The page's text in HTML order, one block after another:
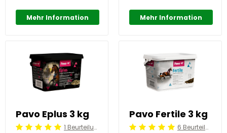
Mehr Information Mehr Information
Pavo Eplus 3 kg
1 Beurteilung
Pavo Fertile 3 kg
6 Beurteilung